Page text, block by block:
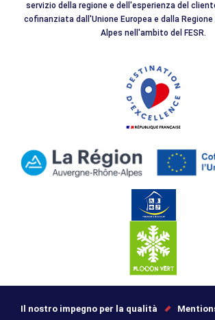
servizio della regione e dell'esperienza del
cofinanziata dall'Unione Europea e dalla Regione
Alpes nell'ambito del FESR.
Il nostro impegno per la qualità